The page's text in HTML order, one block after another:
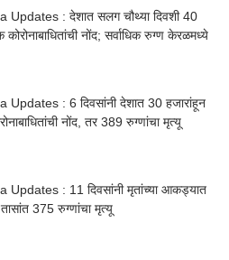
Updates : देशात सलग चौथ्या दिवशी 40
नोंद; सर्वाधिक रुग्ण केरळमध्ये
Updates : 6 दिवसांनी देशात 30 हजारांहून
नोंद, तर 389 रुग्णांचा मृत्यू
Updates : 11 दिवसांनी मृतांच्या आकड्यात
375 रुग्णांचा मृत्यू